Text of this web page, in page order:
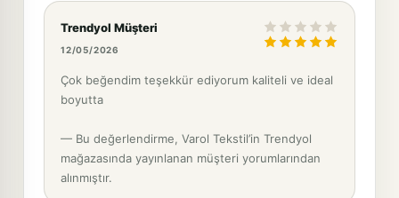
Trendyol Müşteri
12/05/2026
Çok beğendim teşekkür ediyorum kaliteli ve ideal
boyutta
— Bu değerlendirme, Varol Tekstil’in Trendyol
mağazasında yayınlanan müşteri yorumlarından
alınmıştır.